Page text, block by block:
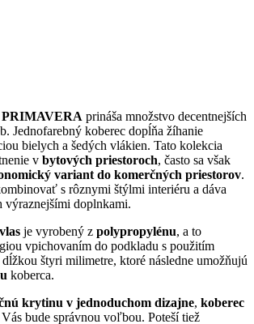
PRIMAVERA prináša množstvo decentnejších
Jednofarebný koberec dopĺňa žíhanie
bielych a šedých vlákien. Tato kolekcia
v bytových priestoroch, často sa však
variant do komerčných priestorov.
s rôznymi štýlmi interiéru a dáva
doplnkami.
je vyrobený z polypropylénu, a to
vpichovaním do podkladu s použitím
dĺžkou štyri milimetre, ktoré následne umožňujú
koberca.
krytinu v jednoduchom dizajne, koberec
bude správnou voľbou. Poteší tiež